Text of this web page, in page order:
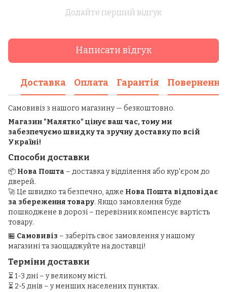
Додайте перший відгук
Написати відгук
Доставка Оплата Гарантія Повернення
Самовивіз з нашого магазину — безкоштовно.
Магазин "Малятко" цінує ваш час, тому ми
забезпечуємо швидку та зручну доставку по всій
Україні!
Способи доставки
📦 Нова Пошта – доставка у відділення або кур'єром до
дверей.
🚀 Це швидко та безпечно, адже Нова Пошта відповідає
за збереження товару. Якщо замовлення буде
пошкоджене в дорозі – перевізник компенсує вартість
товару.
🏪 Самовивіз – заберіть своє замовлення у нашому
магазині та заощаджуйте на доставці!
Терміни доставки
⏳ 1-3 дні – у великому місті.
⏳ 2-5 днів – у менших населених пунктах.